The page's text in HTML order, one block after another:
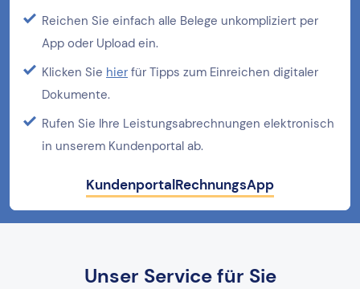
Reichen Sie einfach alle Belege unkompliziert per
App oder Upload ein.
Klicken Sie hier für Tipps zum Einreichen digitaler
Dokumente.
Rufen Sie Ihre Leistungsabrechnungen elektronisch
in unserem Kundenportal ab.
KundenportalRechnungsApp
Unser Service für Sie